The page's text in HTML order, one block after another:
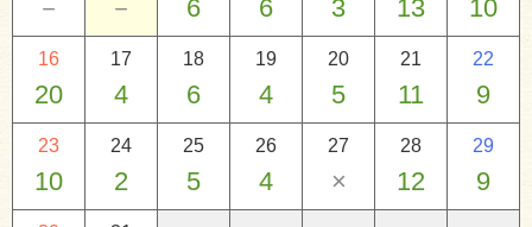
－ － 6 6 3 13 10
16
20
17
4
18
6
19
4
20
5
21
11
22
9
23
10
24
2
25
5
26
4
27
×
28
12
29
9